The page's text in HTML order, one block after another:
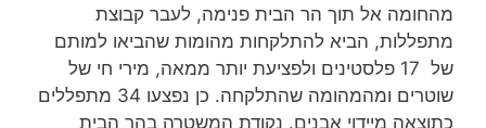
מהחומה אל תוך הר הבית פנימה, לעבר קבוצת
מתפללות, הביא להתלקחות מהומות שהביאו למותם
של 17 פלסטינים ולפציעת יותר ממאה, מירי חי של
שוטרים ומהמהומה שהתלקחה. כן נפצעו 34 מתפללים
כתוצאה מיידוי אבנים. נקודת המשטרה בהר הבית